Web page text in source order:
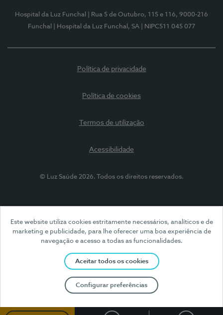
Este website utiliza cookies estritamente necessários, analíticos e de
marketing e publicidade, para lhe oferecer uma boa experiência de
navegação e acesso a todas as funcionalidades.
Aceitar todos os cookies
Configurar preferências
Hospital da Luz Funchal
| Rua 5 de Outubro, 115 e 116, 9000-216
Funchal
| Hospital da Luz Funchal, SA | NIPC511 045 077
Política de privacidade
Política de cookies
Termos de utilização
Acessibilidade
© Luz Saúde 2026. Todos os direitos reservados.